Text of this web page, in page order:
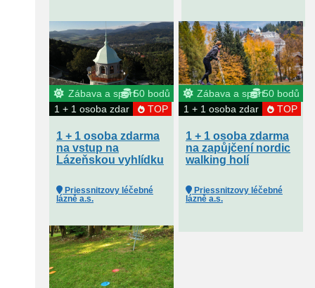
Zábava a sport50 bodů
1 + 1 osoba zdar
TOP
1 + 1 osoba zdarma
na vstup na
Lázeňskou vyhlídku
Priessnitzovy léčebné
lázně a.s.
Zábava a sport50 bodů
1 + 1 osoba zdar
TOP
1 + 1 osoba zdarma
na zapůjčení nordic
walking holí
Priessnitzovy léčebné
lázně a.s.